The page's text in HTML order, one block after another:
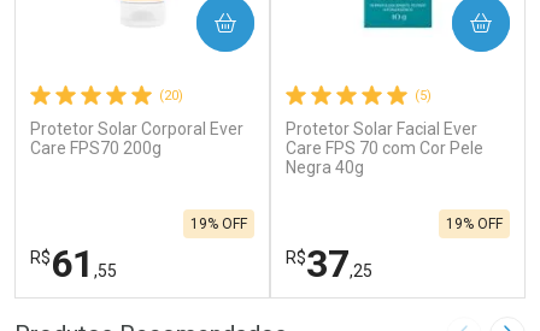
(20)
Protetor Solar Corporal Ever
Care FPS70 200g
R$61 ,55
19% OFF
COMPRAR
FECHAR
(5)
Protetor Solar Facial Ever
Care FPS 70 com Cor Pele
Negra 40g
R$37,25
19% OFF
COMPRAR